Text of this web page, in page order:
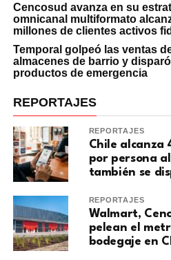
Cencosud avanza en su
omnicanal multiformato
millones de clientes activos
Temporal golpeó las ventas
almacenes de barrio y
productos de emergencia
REPORTAJES
REPORTAJES
Chile alcanza
por persona
también se
REPORTAJES
Walmart,
pelean el
bodegaje en